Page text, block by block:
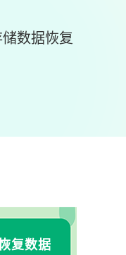
数据恢复
复数据